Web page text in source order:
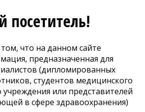
что на данном сайте
предназначенная для
(дипломированных
студентов медицинского
учреждения или представителей
в сфере здравоохранения)